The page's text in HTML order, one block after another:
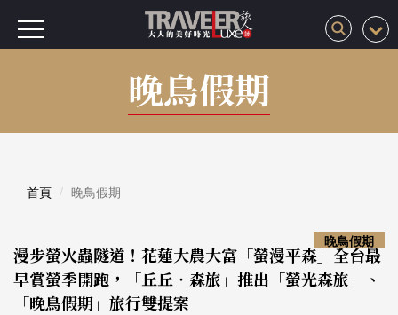
晚鳥假期
首頁 晚鳥假期
漫步螢火蟲隧道！花蓮大農大富「螢漫平森」全台最
早賞螢季開跑，「丘丘‧森旅」推出「螢光森旅」、
「晚鳥假期」旅行雙提案
晚鳥假期